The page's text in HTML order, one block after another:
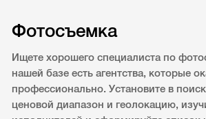
Фотосъемка
Ищете хорошего специалиста по
нашей базе есть агентства, которые
профессионально. Установите в
ценовой диапазон и геолокацию,